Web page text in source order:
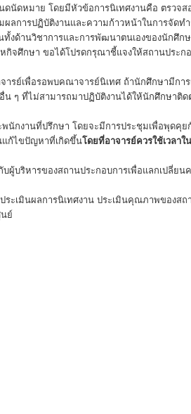
ดนัดหมาย โดยมีหัวข้อการนิเทศงานคือ ตรวจ
ลการปฏิบัติงานและความก้าวหน้าในการจัดท
งด้านวิชาการและการพัฒนาตนเองของนักศึก
กิจศึกษา ขอได้โปรดกรุณาชี้แจงให้สถานประก
รย์เพื่อรอพบคณาจารย์นิเทศ ถ้านักศึกษามีกา
น ๆ ที่ไม่สามารถมาปฏิบัติงานได้ให้นักศึกษาติ
นักงานที่ปรึกษา โดยจะมีการประชุมเพื่อพุดคุย
แก้ไขปัญหาที่เกิดขึ้นโดยที่อาจารย์ควรใช้เวลา
ผู้บริหารของสถานประกอบการเพื่อแลกเปลี่ยน
ระเมินผลการนิเทศงาน ประเมินคุณภาพของสถ
ย์